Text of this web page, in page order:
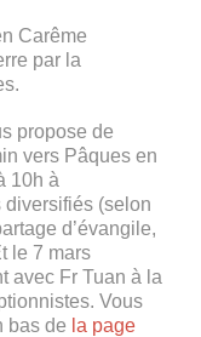
Carême
par la
propose de
vers Pâques en
10h à
diversifiés (selon
d’évangile,
le 7 mars
avec Fr Tuan à la
Vous
bas de la page